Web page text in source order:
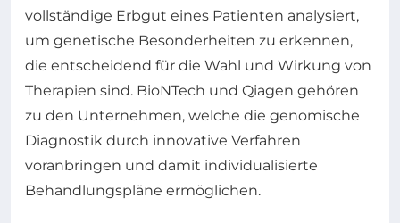
vollständige Erbgut eines Patienten analysiert,
um genetische Besonderheiten zu erkennen,
die entscheidend für die Wahl und Wirkung von
Therapien sind. BioNTech und Qiagen gehören
zu den Unternehmen, welche die genomische
Diagnostik durch innovative Verfahren
voranbringen und damit individualisierte
Behandlungspläne ermöglichen.